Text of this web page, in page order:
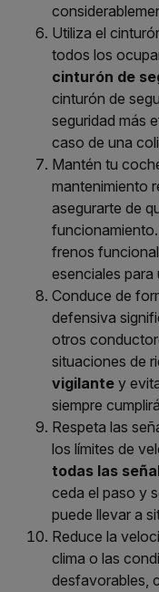
Utiliza el
todos los
cinturón de
cinturón de
seguridad más
caso de una
Mantén tu
mantenimiento
asegurarte de
funcionamiento.
frenos
esenciales
Conduce de
defensiva
otros
situaciones de
vigilante y
siempre
Respeta las
los límites de
todas las
ceda el paso y
puede llevar a
Reduce la
clima o las
desfavorables,